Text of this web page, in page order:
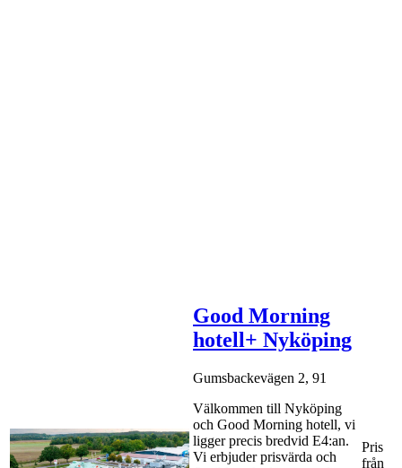
Good Morning
hotell+ Nyköping
Gumsbackevägen 2, 91
Välkommen till Nyköping
och Good Morning hotell, vi
ligger precis bredvid E4:an.
Vi erbjuder prisvärda och
Pris
från